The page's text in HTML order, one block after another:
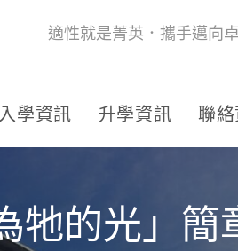
適性就是菁英．攜手邁向
入學資訊 升學資訊 聯
牠的光」簡